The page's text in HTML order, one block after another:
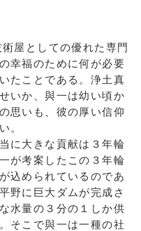
屋としての優れた専門
幸福のために何が必要
たことである。浄土真
いか、與一は幼い頃か
思いも、彼の厚い信仰
。
に大きな貢献は３年輪
が考案したこの３年輪
込められているのであ
野に巨大ダムが完成さ
水量の３分の１しか供
そこで與一は一種の社